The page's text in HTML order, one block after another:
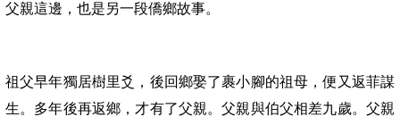
父親這邊，也是另一段僑鄉故事。
祖父早年獨居樹里爻，後回鄉娶了裹小腳的祖母，便又返菲謀
生。多年後再返鄉，才有了父親。父親與伯父相差九歲。父親